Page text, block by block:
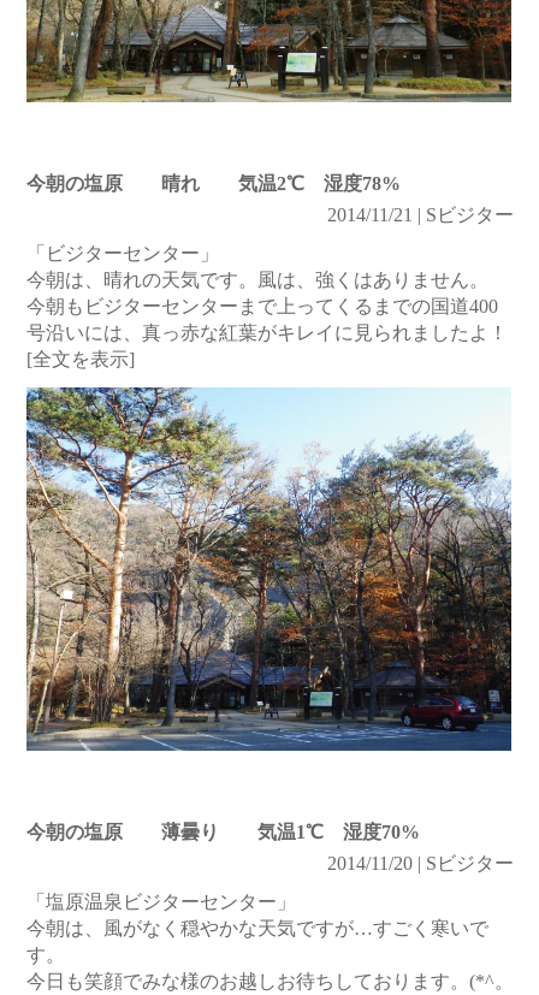
今朝の塩原 晴れ 気温2℃ 湿度78%
2014/11/21 | Sビジター
「ビジターセンター」
今朝は、晴れの天気です。風は、強くはありません。
今朝もビジターセンターまで上ってくるまでの国道400
号沿いには、真っ赤な紅葉がキレイに見られましたよ！
[全文を表示]
今朝の塩原 薄曇り 気温1℃ 湿度70%
2014/11/20 | Sビジター
「塩原温泉ビジターセンター」
今朝は、風がなく穏やかな天気ですが…すごく寒いで
す。
今日も笑顔でみな様のお越しお待ちしております。(*^。